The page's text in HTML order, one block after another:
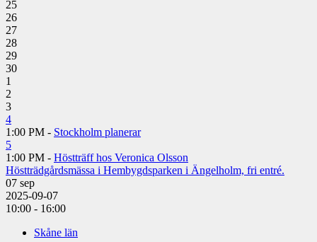
25
26
27
28
29
30
1
2
3
4
1:00 PM - Stockholm planerar
5
1:00 PM - Höstträff hos Veronica Olsson
Höstträdgårdsmässa i Hembygdsparken i Ängelholm, fri entré.
07 sep
2025-09-07
10:00 - 16:00
Skåne län